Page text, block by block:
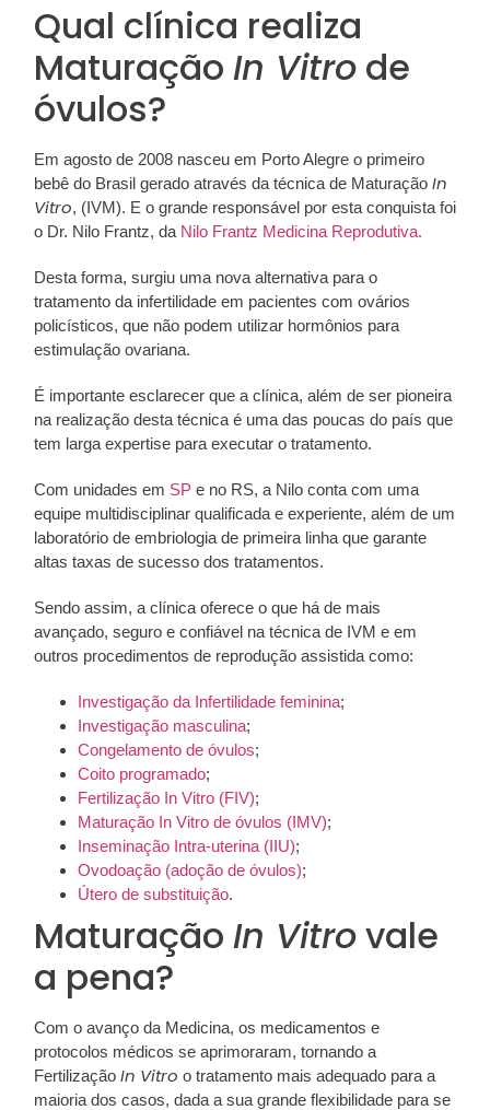
Qual clínica realiza
Maturação In Vitrode
óvulos?
Em agosto de 2008 nasceu em Porto Alegre o primeiro
bebê do Brasil gerado através da técnica de Maturação In
Vitro, (IVM). E o grande responsável por esta conquista foi
o Dr. Nilo Frantz, da Nilo Frantz Medicina Reprodutiva.
Desta forma, surgiu uma nova alternativa para o
tratamento da infertilidade em pacientes com ovários
policísticos, que não podem utilizar hormônios para
estimulação ovariana.
É importante esclarecer que a clínica, além de ser pioneira
na realização desta técnica é uma das poucas do país que
tem larga expertise para executar o tratamento.
Com unidades em SPe no RS, a Nilo conta com uma
equipe multidisciplinar qualificada e experiente, além de um
laboratório de embriologia de primeira linha que garante
altas taxas de sucesso dos tratamentos.
Sendo assim, a clínica oferece o que há de mais
avançado, seguro e confiável na técnica de IVM e em
outros procedimentos de reprodução assistida como:
Investigação da Infertilidade feminina;
Investigação masculina;
Congelamento de óvulos;
Coito programado;
Fertilização In Vitro (FIV);
Maturação In Vitro de óvulos (IMV);
Inseminação Intra-uterina (IIU);
Ovodoação (adoção de óvulos);
Útero de substituição.
Maturação In Vitrovale
a pena?
Com o avanço da Medicina, os medicamentos e
protocolos médicos se aprimoraram, tornando a
Fertilização In Vitro o tratamento mais adequado para a
maioria dos casos, dada a sua grande flexibilidade para se